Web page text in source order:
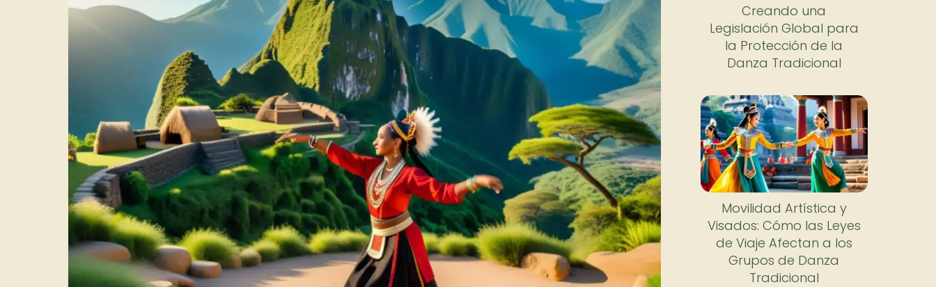
Creando una
Legislación Global para
la Protección de la
Danza Tradicional
Movilidad Artística y
Visados: Cómo las Leyes
de Viaje Afectan a los
Grupos de Danza
Tradicional